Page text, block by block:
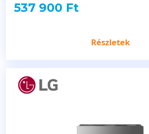
537 900 Ft
Részletek